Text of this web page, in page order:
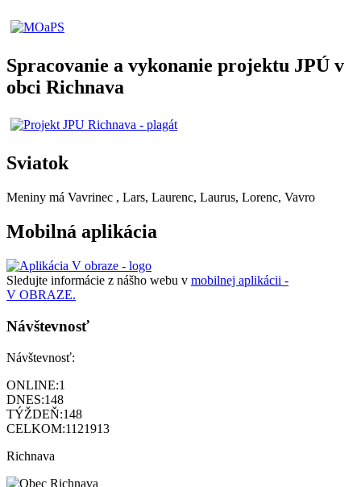
Spracovanie a vykonanie projektu JPÚ v
obci Richnava
Sviatok
Meniny má Vavrinec , Lars, Laurenc, Laurus, Lorenc, Vavro
Mobilná aplikácia
Sledujte informácie z nášho webu v mobilnej aplikácii -
V OBRAZE.
Návštevnosť
Návštevnosť:
ONLINE:1
DNES:148
TÝŽDEŇ:148
CELKOM:1121913
Richnava